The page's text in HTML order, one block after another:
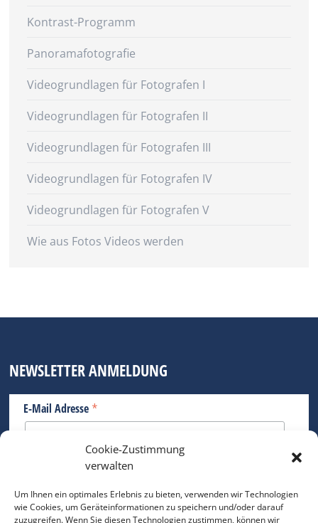
Cookie-Zustimmung
verwalten
Um Ihnen ein optimales Erlebnis zu bieten, verwenden wir Technologien
wie Cookies, um Geräteinformationen zu speichern und/oder darauf
zuzugreifen. Wenn Sie diesen Technologien zustimmen, können wir
Kontrast-Programm
Panoramafotografie
Videogrundlagen für Fotografen I
Videogrundlagen für Fotografen II
Videogrundlagen für Fotografen III
Videogrundlagen für Fotografen IV
Videogrundlagen für Fotografen V
Wie aus Fotos Videos werden
NEWSLETTER ANMELDUNG
E-Mail Adresse *
Bitte geben Sie Ihre E-Mail Adresse ein.
*